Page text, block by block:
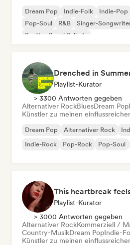
Dream Pop Indie-Folk Indie-Pop
Pop-Soul
R&B
Singer-
Sanfter Pop / Ballade
Drenched in
Playlist-Kurator
> 3300 Antworten gegeben
Alternativer RockBluesDream Pop
Künstler zu meinen
Dream Pop Alternativer Rock
Indie-Rock
Pop-Rock Pop-Soul
Playlist-Kurator
> 3000 Antworten gegeben
Alternativer RockKommerziell /
Country-MusikDream PopIndie-
Künstler zu meinen